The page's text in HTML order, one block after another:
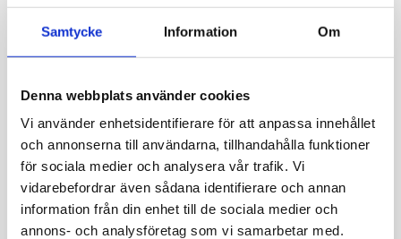
Samtycke Information Om
Denna webbplats använder cookies
Vi använder enhetsidentifierare för att anpassa innehållet
och annonserna till användarna, tillhandahålla funktioner
för sociala medier och analysera vår trafik. Vi
vidarebefordrar även sådana identifierare och annan
information från din enhet till de sociala medier och
annons- och analysföretag som vi samarbetar med.
Blodprovstagning med hög klinisk standard i
Kommentar från Mediseras läkare ingår alltid,
provsvar inom 1-5 dagar.
Mediseras läkare tar kontakt vid gravt avvikande
provsvar.
Störst utbud av blodprover i Sverige.
Patientsäkert, enkelt och tryggt.